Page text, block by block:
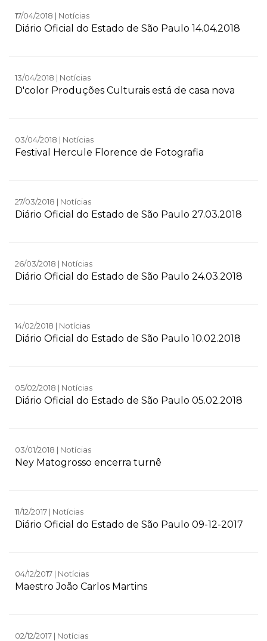
17/04/2018 | Notícias
Diário Oficial do Estado de São Paulo 14.04.2018
13/04/2018 | Notícias
D'color Produções Culturais está de casa nova
03/04/2018 | Notícias
Festival Hercule Florence de Fotografia
27/03/2018 | Notícias
Diário Oficial do Estado de São Paulo 27.03.2018
26/03/2018 | Notícias
Diário Oficial do Estado de São Paulo 24.03.2018
14/02/2018 | Notícias
Diário Oficial do Estado de São Paulo 10.02.2018
05/02/2018 | Notícias
Diário Oficial do Estado de São Paulo 05.02.2018
03/01/2018 | Notícias
Ney Matogrosso encerra turnê
11/12/2017 | Notícias
Diário Oficial do Estado de São Paulo 09-12-2017
04/12/2017 | Notícias
Maestro João Carlos Martins
02/12/2017 | Notícias